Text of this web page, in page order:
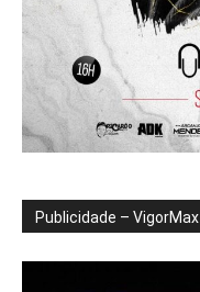
Publicidade – VigorMax